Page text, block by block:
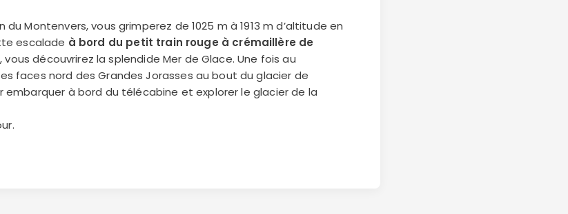
Montenvers, vous grimperez de 1025 m à 1913 m d’altitude en
escalade à bord du petit train rouge à crémaillère de
, vous découvrirez la splendide Mer de Glace. Une fois au
faces nord des Grandes Jorasses au bout du glacier de
embarquer à bord du télécabine et explorer le glacier de la